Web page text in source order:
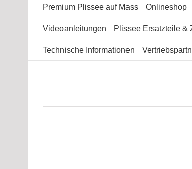
Premium Plissee auf Mass Onlineshop
Videoanleitungen Plissee Ersatzteile &
Technische Informationen